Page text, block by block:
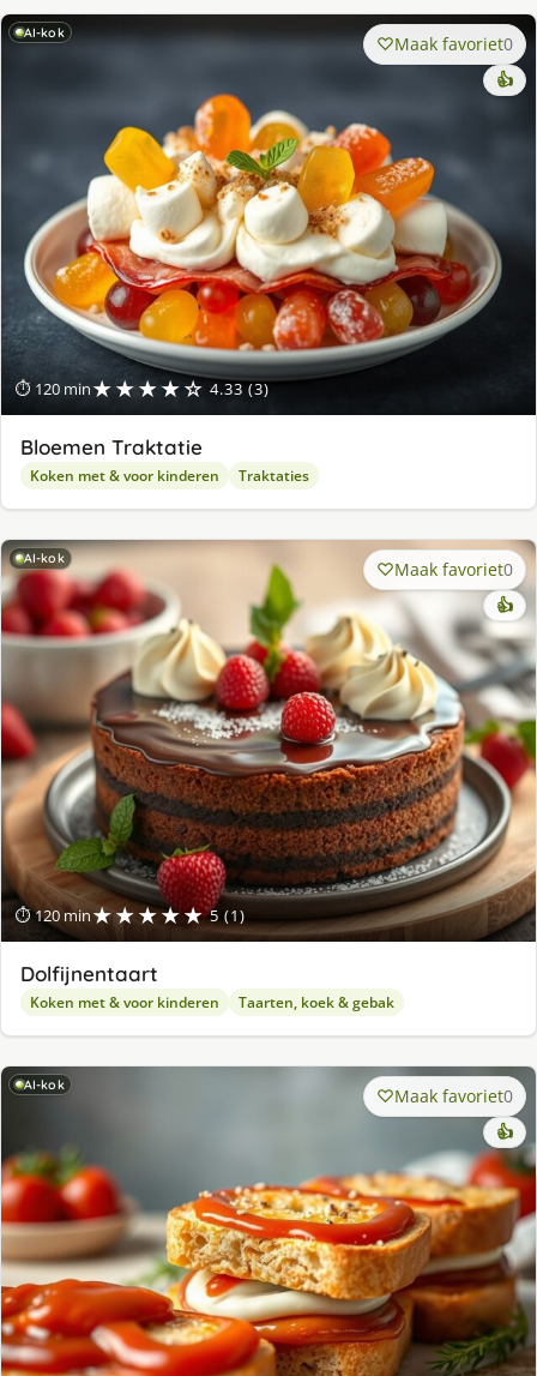
AI-kok
⏱ 120 min★★★★☆ 4.33 (3)
Maak favoriet0
👍
Bloemen Traktatie
Koken met & voor kinderen Traktaties
AI-kok
⏱ 120 min★★★★★ 5 (1)
Maak favoriet0
👍
Dolfijnentaart
Koken met & voor kinderen Taarten, koek & gebak
AI-kok Maak favoriet0
👍